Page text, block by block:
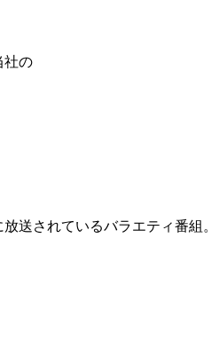
社の
送されているバラエティ番組。